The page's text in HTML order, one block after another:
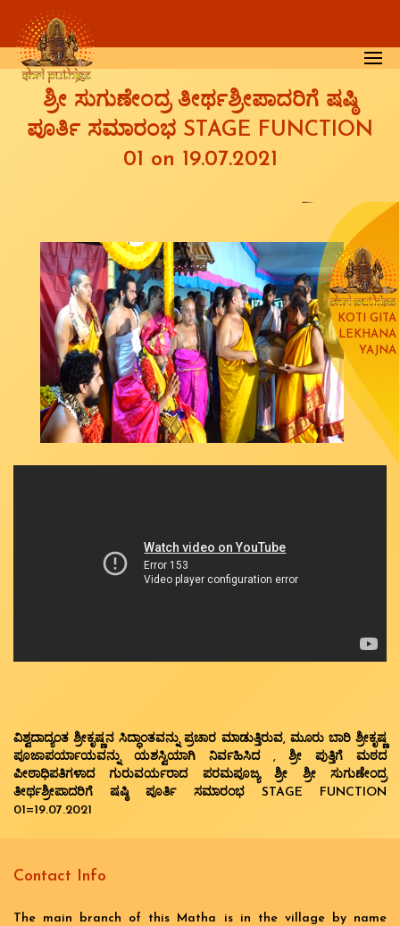
Skip to main content
KOTI GITA
LEKHANA
YAJNA
ಶ್ರೀ ಸುಗುಣೇಂದ್ರ ತೀರ್ಥಶ್ರೀಪಾದರಿಗೆ ಷಷ್ಠಿ
ಪೂರ್ತಿ ಸಮಾರಂಭ STAGE FUNCTION
01 on 19.07.2021
ವಿಶ್ವದಾದ್ಯಂತ ಶ್ರೀಕೃಷ್ಣನ ಸಿದ್ಧಾಂತವನ್ನು ಪ್ರಚಾರ ಮಾಡುತ್ತಿರುವ, ಮೂರು ಬಾರಿ ಶ್ರೀಕೃಷ್ಣ
ಪೂಜಾಪರ್ಯಾಯವನ್ನು ಯಶಸ್ವಿಯಾಗಿ ನಿರ್ವಹಿಸಿದ , ಶ್ರೀ ಪುತ್ತಿಗೆ ಮಠದ
ಪೀಠಾಧಿಪತಿಗಳಾದ ಗುರುವರ್ಯರಾದ ಪರಮಪೂಜ್ಯ ಶ್ರೀ ಶ್ರೀ ಸುಗುಣೇಂದ್ರ
ತೀರ್ಥಶ್ರೀಪಾದರಿಗೆ ಷಷ್ಠಿ ಪೂರ್ತಿ ಸಮಾರಂಭ STAGE FUNCTION
01=19.07.2021
Contact Info
The main branch of this Matha is in the village by name